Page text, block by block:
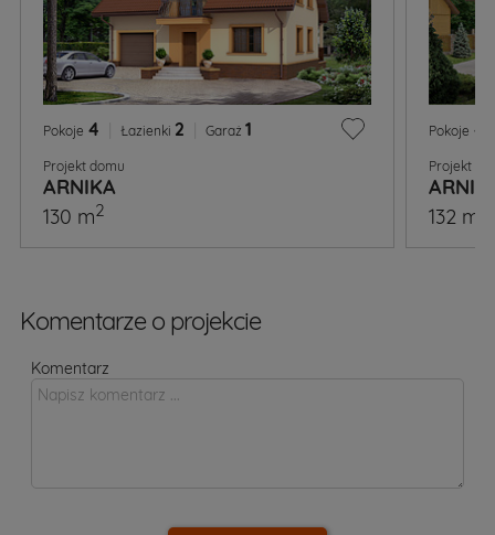
Pokoje 4 Łazienki 2 Garaż 1
Projekt domu
ARNIKA
130 m2
Pokoje 4
Projekt
132 m
Komentarze o projekcie
Komentarz